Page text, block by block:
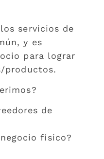
servicios de
y es
para lograr
productos.
de
físico?